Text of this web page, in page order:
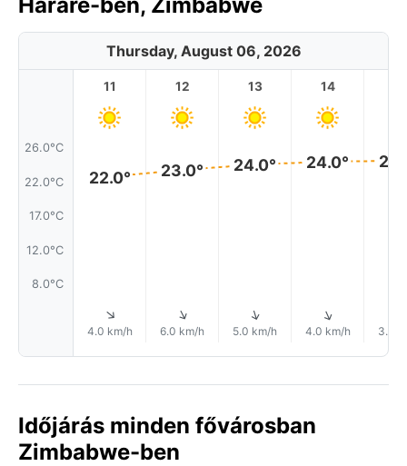
Thursday, August 06, 2026
26.0°C
22.0°C
17.0°C
12.0°C
8.0°C
11
22.0°
↑
4.0 km/h
12
23.0°
↑
6.0 km/h
13
24.0°
↑
5.0 km/h
14
24.0°
↑
4.0 km/h 3.0
Időjárás minden fővárosban
Zimbabwe-ben